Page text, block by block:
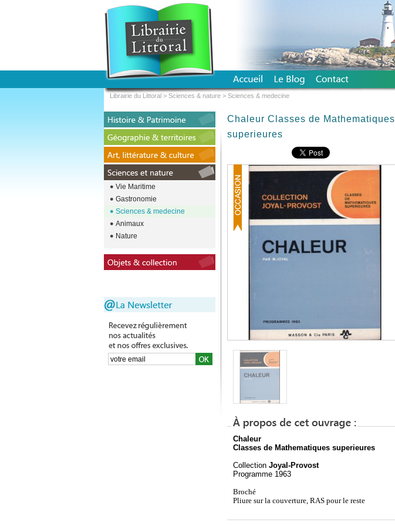
Chaleur Classes de Mathematiques
superieures
Chaleur
Classes de Mathematiques superieures
Collection Joyal-Provost
Programme 1963
Broché
Pliure sur la couverture, RAS pour le reste
Vie Maritime
Gastronomie
Sciences & medecine
Animaux
Nature
Librairie du Littoral > Sciences & nature > Sciences & medecine